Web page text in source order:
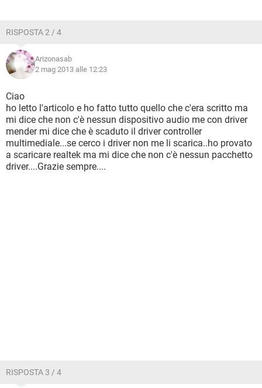
RISPOSTA 2 / 4
Arizonasab
2 mag 2013 alle 12:23
Ciao
ho letto l'articolo e ho fatto tutto quello che c'era scritto ma
mi dice che non c'è nessun dispositivo audio me con driver
mender mi dice che è scaduto il driver controller
multimediale...se cerco i driver non me li scarica..ho provato
a scaricare realtek ma mi dice che non c'è nessun pacchetto
driver....Grazie sempre....
RISPOSTA 3 / 4